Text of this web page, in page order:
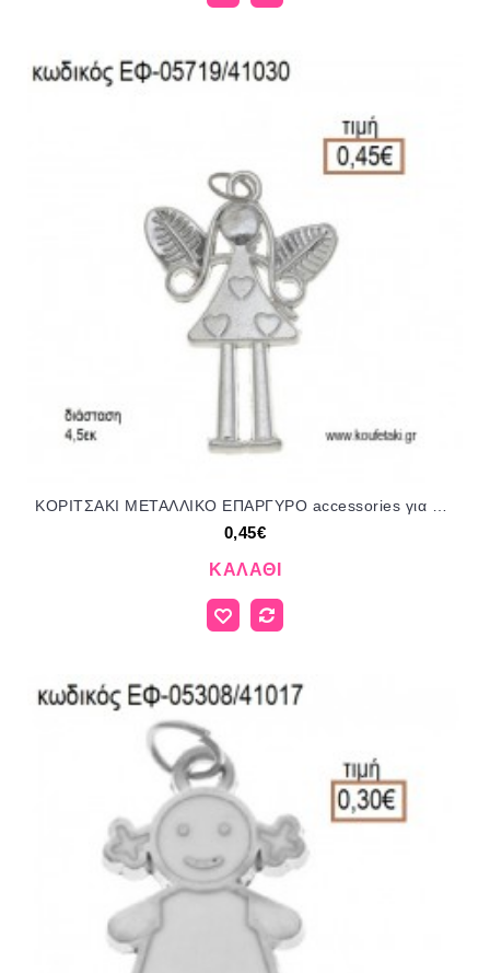
ΚΟΡΙΤΣΑΚΙ ΜΕΤΑΛΛΙΚΟ ΕΠΑΡΓΥΡΟ accessories για μπομπονιέρες - δώρα ΕΦ-05719/41030 0.45€!!!
0,45€
ΚΑΛΆΘΙ